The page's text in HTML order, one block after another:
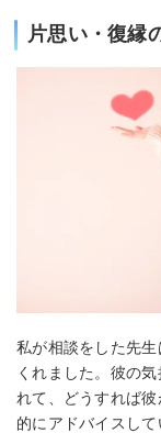
片思い・復縁
私が相談をした先
くれました。彼の
れて、どうすれば
的にアドバイスして